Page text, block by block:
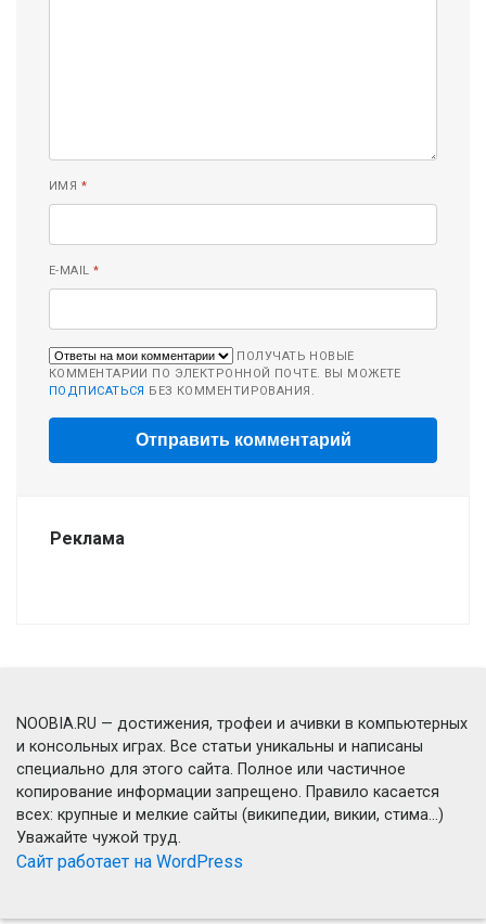
ИМЯ *
E-MAIL*
ПОЛУЧАТЬ НОВЫЕ
КОММЕНТАРИИ ПО ЭЛЕКТРОННОЙ ПОЧТЕ. ВЫ МОЖЕТЕ
ПОДПИСАТЬСЯ БЕЗ КОММЕНТИРОВАНИЯ.
Реклама
NOOBIA.RU — достижения, трофеи и ачивки в компьютерных
и консольных играх. Все статьи уникальны и написаны
специально для этого сайта. Полное или частичное
копирование информации запрещено. Правило касается
всех: крупные и мелкие сайты (википедии, викии, стима...)
Уважайте чужой труд.
Сайт работает на WordPress